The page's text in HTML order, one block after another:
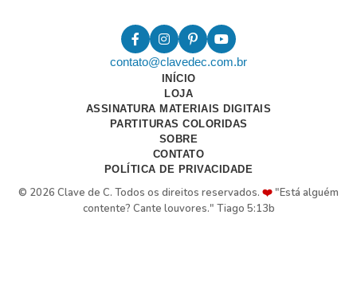
contato@clavedec.com.br
INÍCIO
LOJA
ASSINATURA MATERIAIS DIGITAIS
PARTITURAS COLORIDAS
SOBRE
CONTATO
POLÍTICA DE PRIVACIDADE
© 2026 Clave de C. Todos os direitos reservados. ❤️ "Está alguém
contente? Cante louvores." Tiago 5:13b